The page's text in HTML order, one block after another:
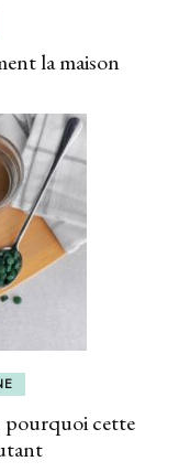
la maison
pourquoi cette